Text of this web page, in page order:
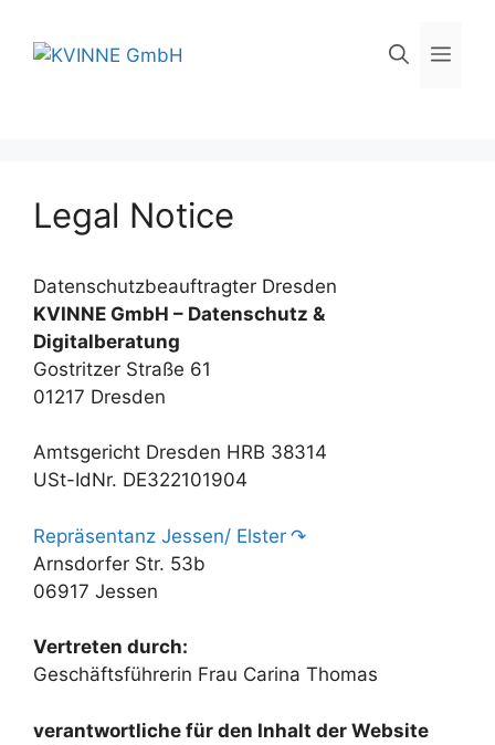
content
Legal Notice
Datenschutzbeauftragter Dresden
KVINNE GmbH – Datenschutz &
Digitalberatung
Gostritzer Straße 61
01217 Dresden
Amtsgericht Dresden HRB 38314
USt-IdNr. DE322101904
Repräsentanz Jessen/ Elster
Arnsdorfer Str. 53b
06917 Jessen
Vertreten durch:
Geschäftsführerin Frau Carina Thomas
verantwortliche für den Inhalt der Website